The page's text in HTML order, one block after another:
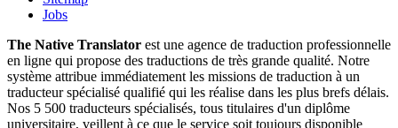
Jobs
The Native Translator est une agence de traduction professionnelle
en ligne qui propose des traductions de très grande qualité. Notre
système attribue immédiatement les missions de traduction à un
traducteur spécialisé qualifié qui les réalise dans les plus brefs délais.
Nos 5 500 traducteurs spécialisés, tous titulaires d'un diplôme
universitaire, veillent à ce que le service soit toujours disponible